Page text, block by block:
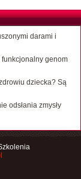
darami i
funkcjonalny genom
dziecka? Są
odsłania zmysły